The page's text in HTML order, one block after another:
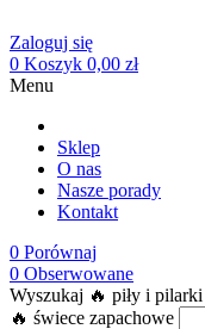
Zaloguj się
0 Koszyk 0,00 zł
Menu
Sklep
O nas
Nasze porady
Kontakt
0 Porównaj
0 Obserwowane
Wyszukaj 🔥 piły i pilarki
🔥 świece zapachowe